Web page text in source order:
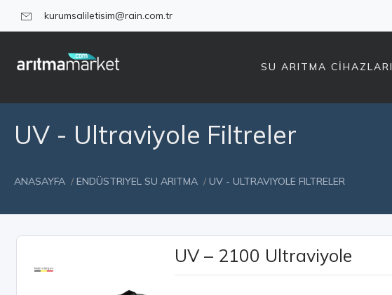
kurumsaliletisim@rain.com.tr
SU ARITMA CİHAZLARI
UV - Ultraviyole Filtreler
ANASAYFA / ENDÜSTRIYEL SU ARITMA / UV - ULTRAVIYOLE FILTRELER
UV – 2100 Ultraviyole